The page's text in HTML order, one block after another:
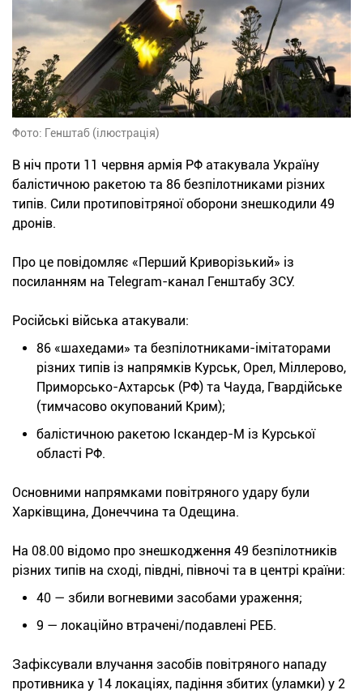
Фото: Генштаб (ілюстрація)
В ніч проти 11 червня армія РФ атакувала Україну
балістичною ракетою та 86 безпілотниками різних
типів. Сили протиповітряної оборони знешкодили 49
дронів.
Про це повідомляє «Перший Криворізький» із
посиланням на Telegram-канал Генштабу ЗСУ.
Російські війська атакували:
86 «шахедами» та безпілотниками-імітаторами
різних типів із напрямків Курськ, Орел, Міллерово,
Приморсько-Ахтарськ (РФ) та Чауда, Гвардійське
(тимчасово окупований Крим);
балістичною ракетою Іскандер-М із Курської
області РФ.
Основними напрямками повітряного удару були
Харківщина, Донеччина та Одещина.
На 08.00 відомо про знешкодження 49 безпілотників
різних типів на сході, півдні, півночі та в центрі країни:
40 — збили вогневими засобами ураження;
9 — локаційно втрачені/подавлені РЕБ.
Зафіксували влучання засобів повітряного нападу
противника у 14 локаціях, падіння збитих (уламки) у 2